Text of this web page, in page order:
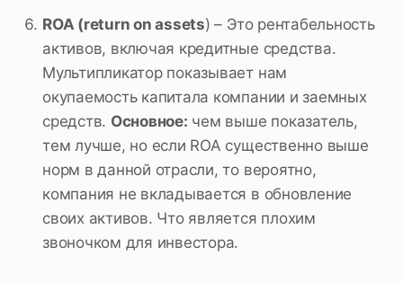
ROA (return on assets) – Это рентабельность
активов, включая кредитные средства.
Мультипликатор показывает нам
окупаемость капитала компании и заемных
средств. Основное: чем выше показатель,
тем лучше, но если ROA существенно выше
норм в данной отрасли, то вероятно,
компания не вкладывается в обновление
своих активов. Что является плохим
звоночком для инвестора.